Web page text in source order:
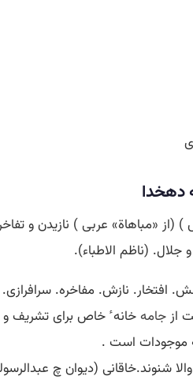
دهخدا
«مباهاة» عربی ) نازیدن و
(ناظم الاطباء).
افتخار. نازش. مفاخره.
از جامهخانه ٔ خاص برای تشریف و
موجودات است .